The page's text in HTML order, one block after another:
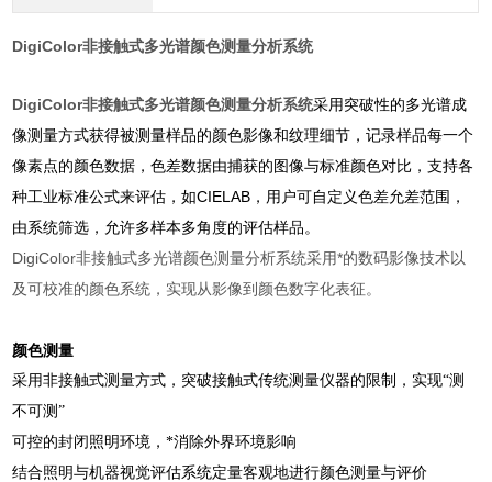
DigiColor非接触式多光谱颜色测量分析系统
DigiColor非接触式多光谱颜色测量分析系统采用突破性的多光谱成
像测量方式获得被测量样品的颜色影像和纹理细节，记录样品每一个
像素点的颜色数据，色差数据由捕获的图像与标准颜色对比，支持各
种工业标准公式来评估，如CIELAB，用户可自定义色差允差范围，
由系统筛选 ， 允许多样本多角度的评估样品。
DigiColor非接触式多光谱颜色测量分析系统采用*的数码影像技术以
及可校准的颜色系统，实现从影像到颜色数字化表征。
​颜色测量
采用非接触式测量方式，突破接触式传统测量仪器的限制，实现“测
不可测”
可控的封闭照明环境，*消除外界环境影响
结合照明与机器视觉评估系统定量客观地进行颜色测量与评价